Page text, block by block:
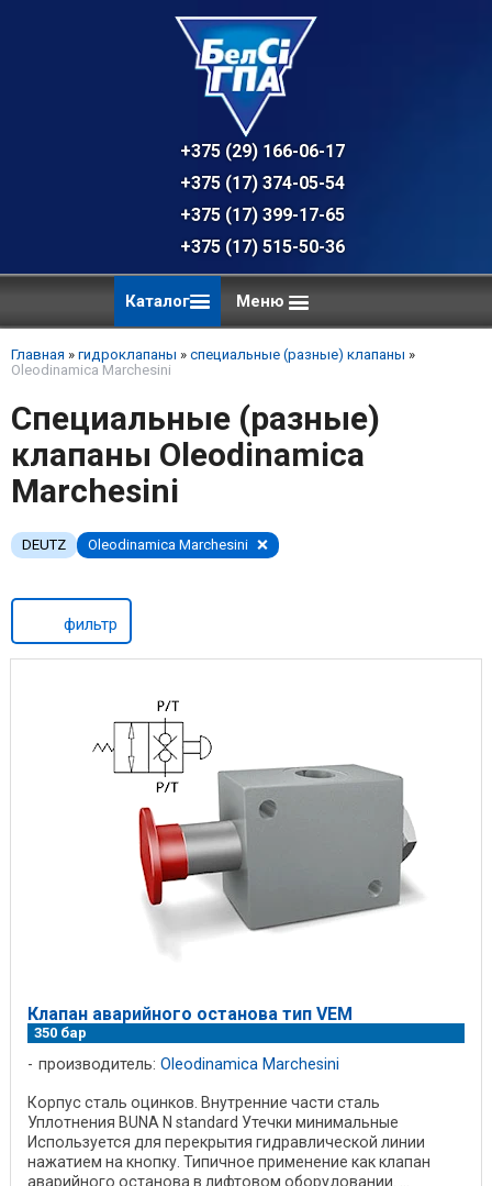
+375 (29) 166-06-17 - техническая
+375 (17) 374-05-54 - общий отдел,
+375 (17) 399-17-65
+375 (17) 515-50-36
Каталог Меню
Главная » гидроклапаны » специальные (разные) клапаны »
Oleodinamica Marchesini
Специальные (разные)
клапаны Oleodinamica
Marchesini
DEUTZ Oleodinamica Marchesini
фильтр
Клапан аварийного останова тип VEM
350 бар
производитель: Oleodinamica Marchesini
Корпус сталь оцинков. Внутренние части сталь
Уплотнения BUNA N standard Утечки минимальные
Используется для перекрытия гидравлической линии
нажатием на кнопку. Типичное применение как клапан
аварийного останова в лифтовом оборудовании. ...